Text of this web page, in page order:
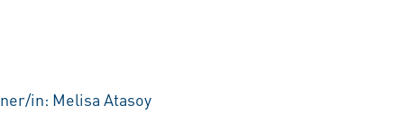
in: Melisa Atasoy